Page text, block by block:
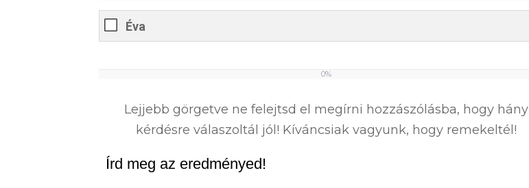
Éva
0%
Lejjebb görgetve ne felejtsd el megírni hozzászólásba, hogy hány
kérdésre válaszoltál jól! Kíváncsiak vagyunk, hogy remekeltél!
Írd meg az eredményed!